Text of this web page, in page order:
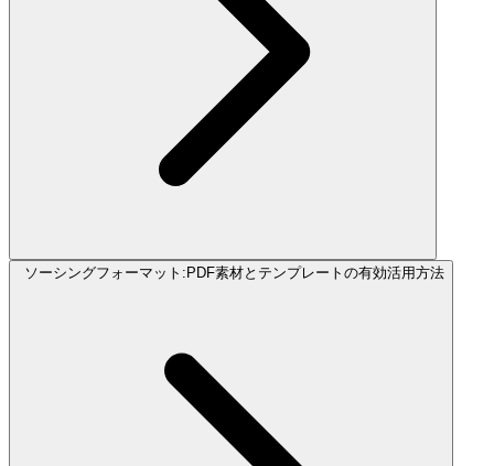
ソーシングフォーマット:PDF素材とテンプレートの有効活用方法